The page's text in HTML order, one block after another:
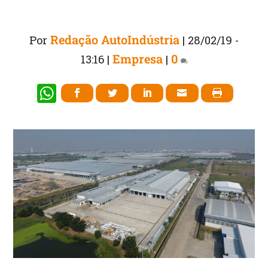
Por Redação AutoIndústria | 28/02/19 -
13:16| Empresa| 0
W
at
s
A
p
p